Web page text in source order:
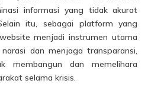
informasi yang tidak akurat
itu, sebagai platform yang
menjadi instrumen utama
dan menjaga transparansi,
membangun dan memelihara
selama krisis.